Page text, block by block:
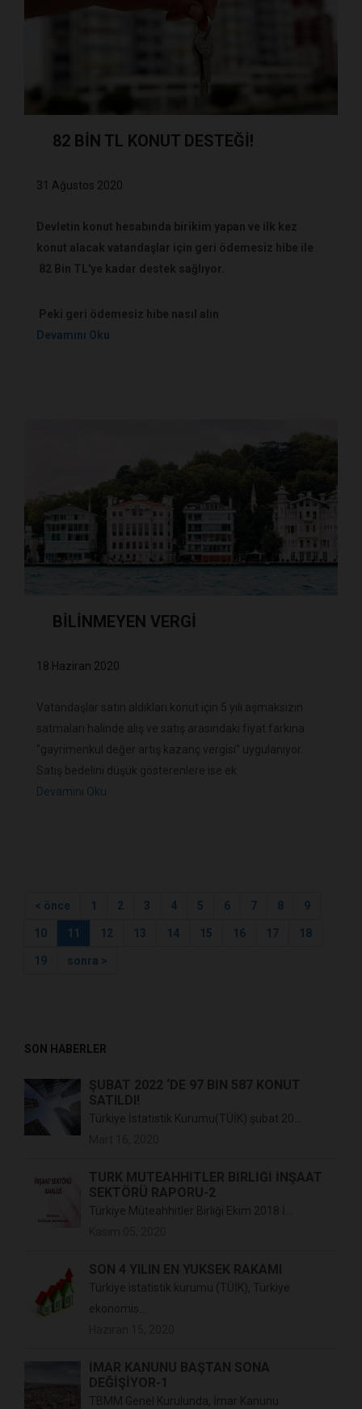
82 BİN TL KONUT DESTEĞİ!
31 Ağustos 2020
Devletin konut hesabında birikim yapan ve ilk kez
konut alacak vatandaşlar için geri ödemesiz hibe ile
82 Bin TL'ye kadar destek sağlıyor.
Peki geri ödemesiz hibe nasıl alın
Devamını Oku
BİLİNMEYEN VERGİ
18 Haziran 2020
Vatandaşlar satın aldıkları konut için 5 yılı aşmaksızın
satmaları halinde alış ve satış arasındaki fiyat farkına
"gayrimenkul değer artış kazanç vergisi" uygulanıyor.
Satış bedelini düşük gösterenlere ise ek
Devamını Oku
< önce 1 2 3 4 5 6 7 8 9
10 11 12 13 14 15 16 17 18
19 sonra >
SON HABERLER
ŞUBAT 2022 ‘DE 97 BIN 587 KONUT
SATILDI!
Türkiye İstatistik Kurumu(TÜİK) şubat 20...
TÜRK MÜTEAHHİTLER BİRLİĞİ İNŞAAT
SEKTÖRÜ RAPORU-2
Türkiye Müteahhitler Birliği Ekim 2018 İ...
SON 4 YILIN EN YÜKSEK RAKAMI
Türkiye istatistik kurumu (TÜİK), Türkiye
ekonomis...
İMAR KANUNU BAŞTAN SONA
DEĞİŞİYOR-1
TBMM Genel Kurulunda, İmar Kanunu